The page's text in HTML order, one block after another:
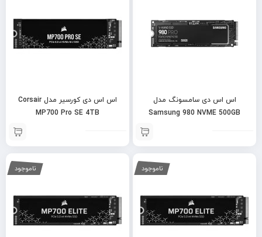
اس اس دی سامسونگ مدل
Samsung 980 NVME 500GB
اس اس دی کورسیر مدل Corsair
MP700 Pro SE 4TB
ناموجود ناموجود